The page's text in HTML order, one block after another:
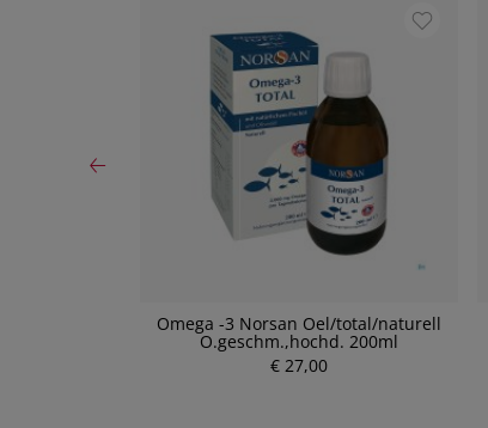
Omega -3 Norsan Oel/total/naturell
O.geschm.,hochd. 200ml
€ 27,00
P